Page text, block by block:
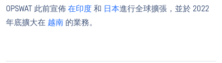
OPSWAT 此前宣佈 在印度 和 日本進行全球擴張，並於 2022
年底擴大在 越南 的業務。